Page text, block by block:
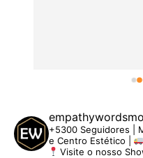
+5300 Seguidores |
e Centro Estético |
Visite o nosso